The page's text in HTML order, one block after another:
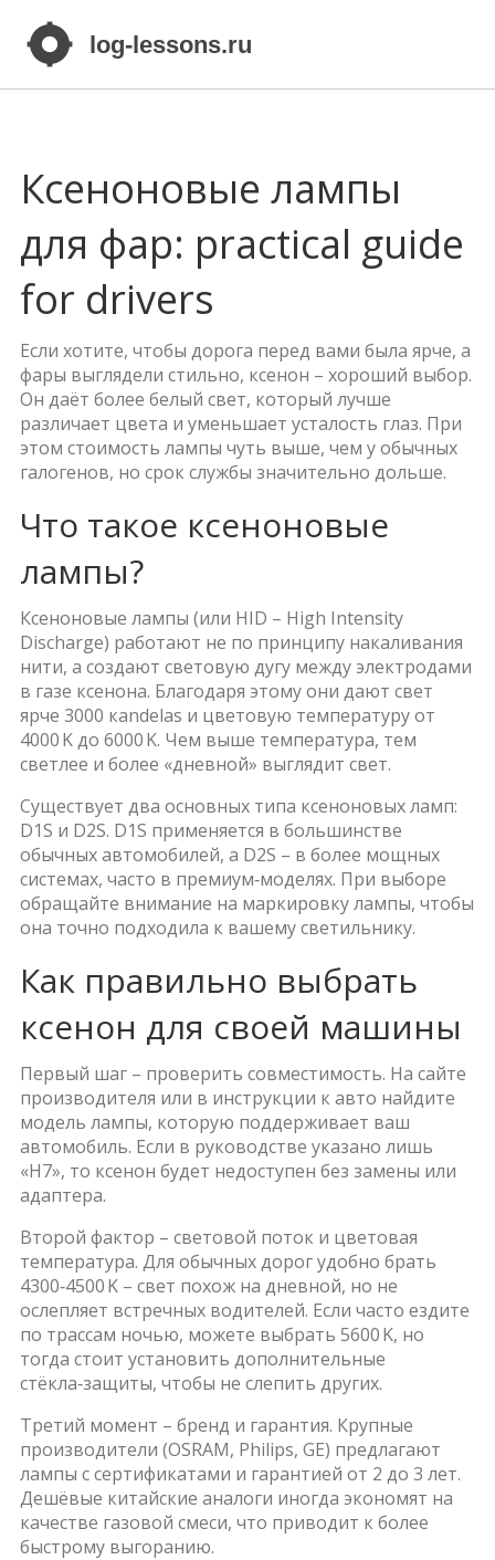
Ксеноновые лампы
для фар: practical guide
for drivers
Если хотите, чтобы дорога перед вами была ярче, а
фары выглядели стильно, ксенон – хороший выбор.
Он даёт более белый свет, который лучше
различает цвета и уменьшает усталость глаз. При
этом стоимость лампы чуть выше, чем у обычных
галогенов, но срок службы значительно дольше.
Что такое ксеноновые
лампы?
Ксеноновые лампы (или HID – High Intensity
Discharge) работают не по принципу накаливания
нити, а создают световую дугу между электродами
в газе ксенона. Благодаря этому они дают свет
ярче 3000 кandelas и цветовую температуру от
4000 K до 6000 K. Чем выше температура, тем
светлее и более «дневной» выглядит свет.
Существует два основных типа ксеноновых ламп:
D1S и D2S. D1S применяется в большинстве
обычных автомобилей, а D2S – в более мощных
системах, часто в премиум‑моделях. При выборе
обращайте внимание на маркировку лампы, чтобы
она точно подходила к вашему светильнику.
Как правильно выбрать
ксенон для своей машины
Первый шаг – проверить совместимость. На сайте
производителя или в инструкции к авто найдите
модель лампы, которую поддерживает ваш
автомобиль. Если в руководстве указано лишь
«H7», то ксенон будет недоступен без замены или
адаптера.
Второй фактор – световой поток и цветовая
температура. Для обычных дорог удобно брать
4300‑4500 K – свет похож на дневной, но не
ослепляет встречных водителей. Если часто ездите
по трассам ночью, можете выбрать 5600 K, но
тогда стоит установить дополнительные
стёкла‑защиты, чтобы не слепить других.
Третий момент – бренд и гарантия. Крупные
производители (OSRAM, Philips, GE) предлагают
лампы с сертификатами и гарантией от 2 до 3 лет.
Дешёвые китайские аналоги иногда экономят на
качестве газовой смеси, что приводит к более
быстрому выгоранию.